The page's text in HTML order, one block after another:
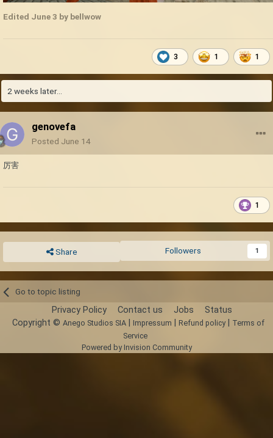
Edited June 3 by bellwow
3 1 1
2 weeks later...
genovefa
Posted June 14
厉害
1
Share Followers 1
Go to topic listing
Privacy Policy Contact us Jobs Status
Copyright © Anego Studios SIA| Impressum Refund policy|
Terms of
Service
Powered by Invision Community